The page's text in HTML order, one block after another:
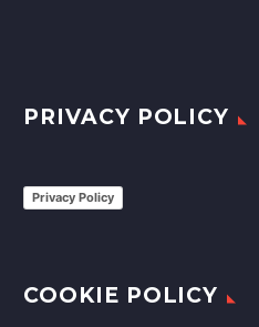
PRIVACY POLICY
Privacy Policy
COOKIE POLICY